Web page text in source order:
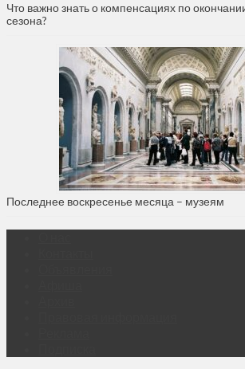
Что важно знать о компенсациях по
сезона?
Последнее воскресенье месяца – музеям